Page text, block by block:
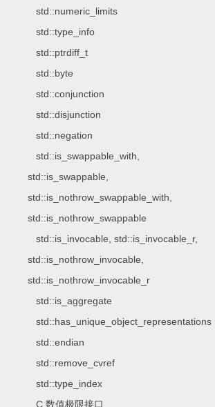
std::numeric_limits
std::type_info
std::ptrdiff_t
std::byte
std::conjunction
std::disjunction
std::negation
std::is_swappable_with,
std::is_swappable,
std::is_nothrow_swappable_with,
std::is_nothrow_swappable
std::is_invocable, std::is_invocable_r,
std::is_nothrow_invocable,
std::is_nothrow_invocable_r
std::is_aggregate
std::has_unique_object_representations
std::endian
std::remove_cvref
std::type_index
C 数值极限接口